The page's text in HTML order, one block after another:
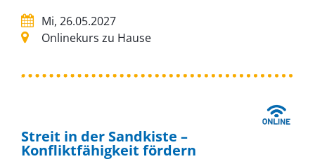
Mi, 26.05.2027
Onlinekurs zu Hause
Streit in der Sandkiste –
Konfliktfähigkeit fördern